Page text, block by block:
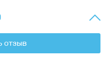
отзыв